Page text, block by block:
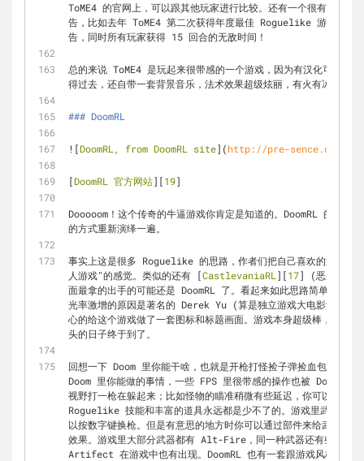
ToME4 的官网上，可以跟其他玩家进行比较。还有一个很有意思的
告，比如去年 ToME4 第二次获得年度最佳 Roguelike 游戏评选
告，同时所有玩家获得 15 回合的无敌时间！
总的来说 ToME4 是玩起来很带感的一个游戏，因为有汉化可能更
得过去，还自带一套背景音乐，法术效果超级炫丽，有火有冰有闪
### DoomRL
![DoomRL, from DoomRL site](http://pre-sence.com/
[DoomRL 官方网站][19]
Dooooom！这个传奇的牛逼游戏你肯定是知道的。DoomRL 的做
的方式重新演绎一遍。
事实上这是很多 Roguelike 的思路，作者们把自己喜欢的游戏
人游戏"的感觉。类似的还有 [CastlevaniaRL ][17] (恶魔城)
面最拿的出手的可能还是 DoomRL 了。看起来如此思路简单的一个
光率激增的原因是著名的 Derek Yu (算是独立游戏大电影没有介
心的给这个游戏做了一套图标和标题画面。游戏本身超级棒，现在
头的日子终于到了。
回想一下 Doom 里你能干啥，也就是开枪打怪捡子弹捡血包然后重
Doom 里你能做的事情，一些 FPS 里很带感的操作也被 DoomRL
视野打一枪在躲起来；比如怪物的瞄准稍微有些延迟，你可以通过
Roguelike 技能和丰富的道具永远都是少不了的。游戏里武器严格
以按数字键换枪。但是有意思的地方时你可以通过部件来给武器升
效果。游戏里大部分武器都有 Alt-Fire，同一种武器还有些特效
Artifect 在游戏中也有出现。DoomRL 也有一套跟游戏风格很配